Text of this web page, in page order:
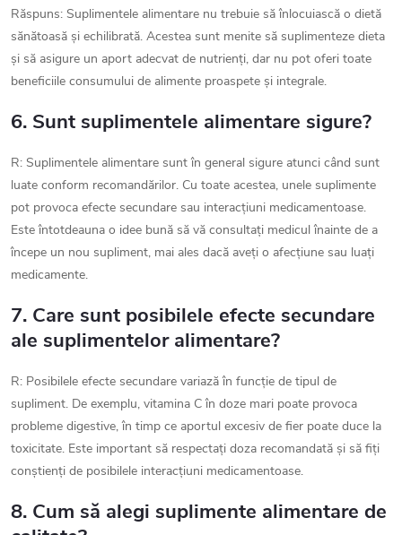
Răspuns: Suplimentele alimentare nu trebuie să înlocuiască o dietă
sănătoasă și echilibrată. Acestea sunt menite să suplimenteze dieta
și să asigure un aport adecvat de nutrienți, dar nu pot oferi toate
beneficiile consumului de alimente proaspete și integrale.
6. Sunt suplimentele alimentare sigure?
R: Suplimentele alimentare sunt în general sigure atunci când sunt
luate conform recomandărilor. Cu toate acestea, unele suplimente
pot provoca efecte secundare sau interacțiuni medicamentoase.
Este întotdeauna o idee bună să vă consultați medicul înainte de a
începe un nou supliment, mai ales dacă aveți o afecțiune sau luați
medicamente.
7. Care sunt posibilele efecte secundare
ale suplimentelor alimentare?
R: Posibilele efecte secundare variază în funcție de tipul de
supliment. De exemplu, vitamina C în doze mari poate provoca
probleme digestive, în timp ce aportul excesiv de fier poate duce la
toxicitate. Este important să respectați doza recomandată și să fiți
conștienți de posibilele interacțiuni medicamentoase.
8. Cum să alegi suplimente alimentare de